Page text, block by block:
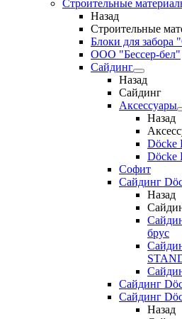
Строительные
Назад
Строительные
Блоки для забора
ООО "Бессер-бел"
Сайдинг
Назад
Сайдинг
Аксессуары
Назад
Döcke
Döcke
Софит
Сайдинг
Назад
брус
Сайдинг
Сайдинг
Назад